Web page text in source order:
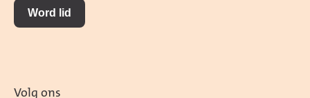
Word lid
Volg ons